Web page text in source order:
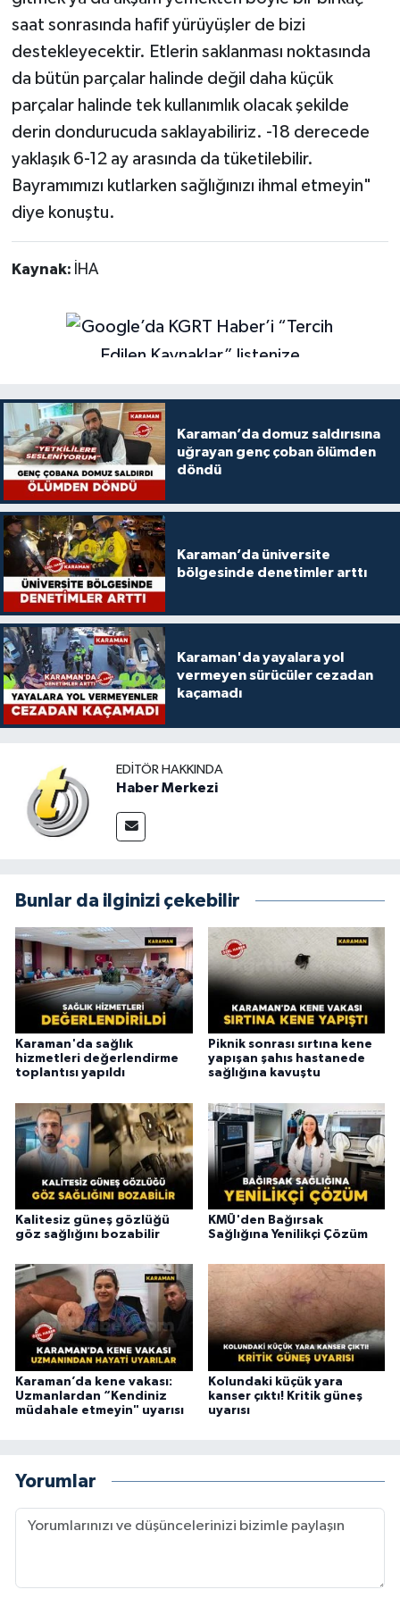
saat sonrasında hafif yürüyüşler de bizi
destekleyecektir. Etlerin saklanması noktasında
da bütün parçalar halinde değil daha küçük
parçalar halinde tek kullanımlık olacak şekilde
derin dondurucuda saklayabiliriz. -18 derecede
yaklaşık 6-12 ay arasında da tüketilebilir.
Bayramımızı kutlarken sağlığınızı ihmal etmeyin"
diye konuştu.
Kaynak: İHA
Karaman’da domuz saldırısına
uğrayan genç çoban ölümden
döndü
Karaman’da üniversite
bölgesinde denetimler arttı
Karaman'da yayalara yol
vermeyen sürücüler cezadan
kaçamadı
EDITÖR HAKKINDA
Haber Merkezi
Bunlar da ilginizi çekebilir
Karaman'da sağlık
hizmetleri değerlendirme
toplantısı yapıldı
Piknik sonrası sırtına kene
yapışan şahıs hastanede
sağlığına kavuştu
Kalitesiz güneş gözlüğü
göz sağlığını bozabilir
KMÜ'den Bağırsak
Sağlığına Yenilikçi Çözüm
Karaman’da kene vakası:
Uzmanlardan “Kendiniz
müdahale etmeyin" uyarısı
Kolundaki küçük yara
kanser çıktı! Kritik güneş
uyarısı
Yorumlar